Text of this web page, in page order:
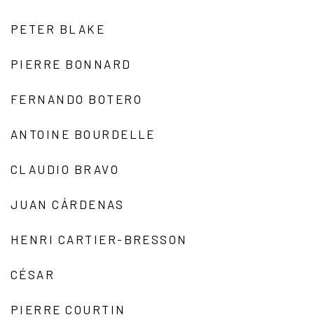
PETER BLAKE
PIERRE BONNARD
FERNANDO BOTERO
ANTOINE BOURDELLE
CLAUDIO BRAVO
JUAN CÁRDENAS
HENRI CARTIER-BRESSON
CÉSAR
PIERRE COURTIN